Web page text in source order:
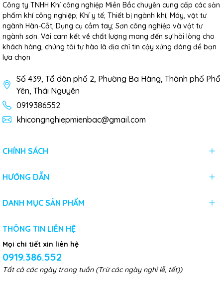
Công ty TNHH Khí công nghiệp Miền Bắc chuyên cung cấp các sản
phẩm khí công nghiệp; Khí y tế; Thiết bị ngành khí; Máy, vật tư
ngành Hàn-Cắt, Dụng cụ cầm tay; Sơn công nghiệp và vật tư
ngành sơn. Với cam kết về chất lượng mang đến sự hài lòng cho
khách hàng, chúng tôi tự hào là địa chỉ tin cậy xứng đáng để bạn
lựa chọn
Số 439, Tổ dân phố 2, Phường Ba Hàng, Thành phố Phổ
Yên, Thái Nguyên
0919386552
khicongnghiepmienbac@gmail.com
CHÍNH SÁCH
HƯỚNG DẪN
DANH MỤC SẢN PHẨM
THÔNG TIN LIÊN HỆ
Mọi chi tiết xin liên hệ
0919.386.552
Tất cả các ngày trong tuần (Trừ các ngày nghỉ lễ, tết))